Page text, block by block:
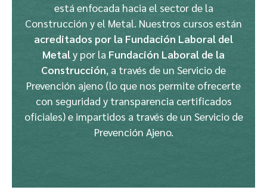
está enfocada hacia el sector de la
Construcción y el Metal. Nuestros cursos están
acreditados por la Fundación Laboral del
Metaly por la Fundación Laboral de la
Construcción, a través de un Servicio de
Prevención ajeno (lo que nos permite ofrecerte
con seguridad y transparencia certificados
oficiales) e impartidos a través de un Servicio de
Prevención Ajeno.